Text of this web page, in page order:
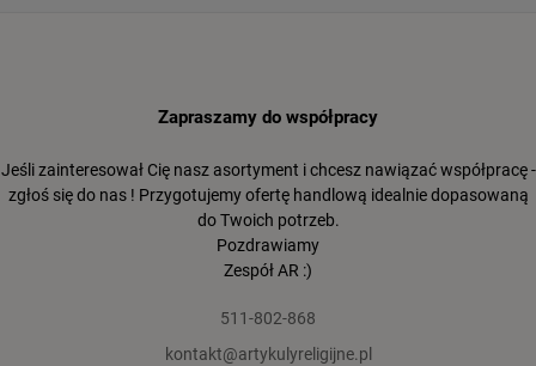
Zapraszamy do współpracy
Jeśli zainteresował Cię nasz asortyment i chcesz nawiązać współpracę -
zgłoś się do nas ! Przygotujemy ofertę handlową idealnie dopasowaną
do Twoich potrzeb.
Pozdrawiamy
Zespół AR :)
511-802-868
kontakt@artykulyreligijne.pl